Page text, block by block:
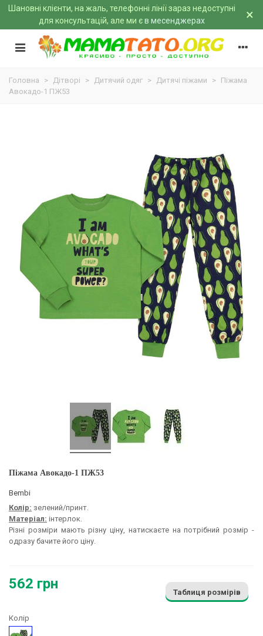
Шановні клієнти, на жаль, телефонні лінії зараз недоступні
для консультацій, але ми єв месенджерах ×
Головна > Дітворі > Дитячий одяг > Дитячі піжами > Піжама
Авокадо-1 ПЖ53
Піжама Авокадо-1 ПЖ53
Bembi
Колір: зелений/принт.
Матеріал: інтерлок.
Різні розміри мають різну ціну, натискаєте на потрібний розмір -
одразу бачите його ціну.
562 грн
Таблиця розмірів
Колір
Зелений